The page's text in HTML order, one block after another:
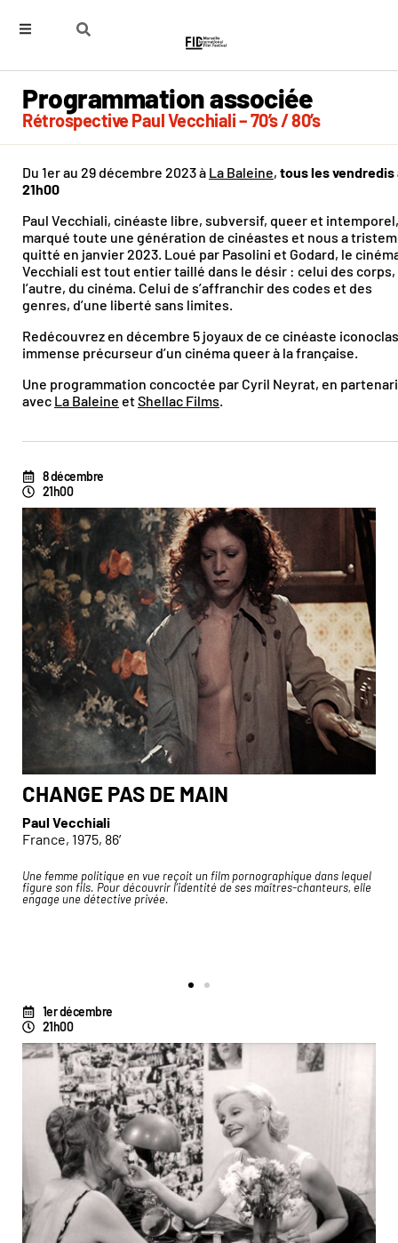
Programmation associée
Rétrospective Paul Vecchiali – 70’s / 80’s
Du 1er au 29 décembre 2023 à La Baleine, tous les vendredis
21h00
Paul Vecchiali, cinéaste libre, subversif, queer et
marqué toute une génération de cinéastes et nous a
quitté en janvier 2023. Loué par Pasolini et Godard, le
Vecchiali est tout entier taillé dans le désir : celui des corps,
l’autre, du cinéma. Celui de s’affranchir des codes et des
genres, d’une liberté sans limites.
Redécouvrez en décembre 5 joyaux de ce cinéaste
immense précurseur d’un cinéma queer à la française.
Une programmation concoctée par Cyril Neyrat, en
avec La Baleine etShellac Films.
1er décembre
21h00
8 décembre
21h00
CHANGE PAS DE MAIN
Paul Vecchiali
France, 1975, 86′
Une femme politique en vue reçoit un film pornographique dans lequel
figure son fils. Pour découvrir l’identité de ses maîtres-chanteurs, elle
engage une détective privée.